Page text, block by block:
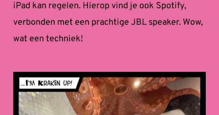
iPad kan regelen. Hierop vind je ook Spotify,
verbonden met een prachtige JBL speaker. Wow,
wat een techniek!